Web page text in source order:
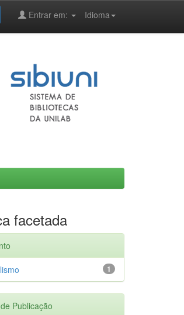
Idioma
Entrar em:
facetada
1
Publicação